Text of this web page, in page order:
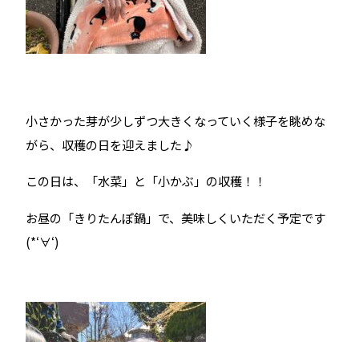
小さかった芽が少しずつ大きくなっていく様子を眺めな
がら、収穫の日を迎えました♪
この日は、「水菜」と「小かぶ」の収穫！！
お昼の「きりたんぽ鍋」で、美味しくいただく予定です
(*‘∀‘)